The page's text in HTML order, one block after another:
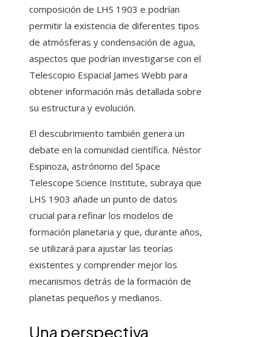
composición de LHS 1903 e podrían
permitir la existencia de diferentes tipos
de atmósferas y condensación de agua,
aspectos que podrían investigarse con el
Telescopio Espacial James Webb para
obtener información más detallada sobre
su estructura y evolución.
El descubrimiento también genera un
debate en la comunidad científica. Néstor
Espinoza, astrónomo del Space
Telescope Science Institute, subraya que
LHS 1903 añade un punto de datos
crucial para refinar los modelos de
formación planetaria y que, durante años,
se utilizará para ajustar las teorías
existentes y comprender mejor los
mecanismos detrás de la formación de
planetas pequeños y medianos.
Una perspectiva